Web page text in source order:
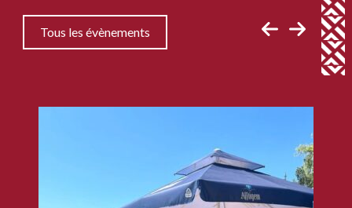
Tous les évènements